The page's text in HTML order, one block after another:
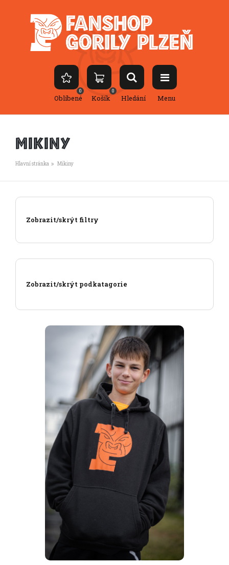
0
Oblíbené
0
Košík Hledání Menu
Mikiny
Hlavní stránka Mikiny
Zobrazit/skrýt filtry
Zobrazit/skrýt podkatagorie